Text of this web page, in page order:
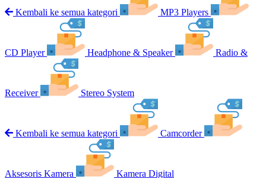
Kembali ke semua kategori MP3 Players
CD Player Headphone & Speaker Radio &
Receiver Stereo System
Kembali ke semua kategori Camcorder
Aksesoris Kamera Kamera Digital